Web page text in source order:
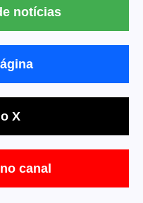
notícias
X
canal